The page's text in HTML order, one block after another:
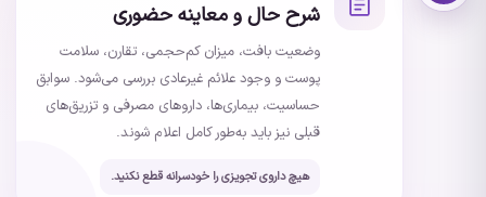
شرح حال و معاینه حضوری
وضعیت بافت، میزان کم‌حجمی، تقارن، سلامت
پوست و وجود علائم غیرعادی بررسی می‌شود. سوابق
حساسیت، بیماری‌ها، داروهای مصرفی و تزریق‌های
قبلی نیز باید به‌طور کامل اعلام شوند.
هیچ داروی تجویزی را خودسرانه قطع نکنید.